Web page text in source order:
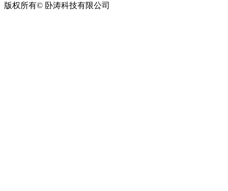
版权所有© 卧涛科技有限公司